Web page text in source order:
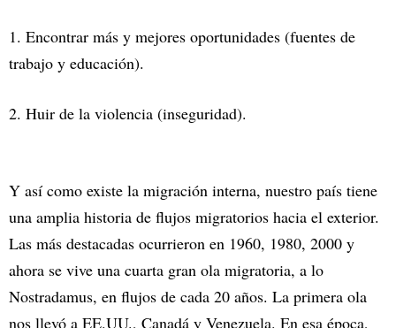
1. Encontrar más y mejores oportunidades (fuentes de
trabajo y educación).
2. Huir de la violencia (inseguridad).
Y así como existe la migración interna, nuestro país tiene
una amplia historia de flujos migratorios hacia el exterior.
Las más destacadas ocurrieron en 1960, 1980, 2000 y
ahora se vive una cuarta gran ola migratoria, a lo
Nostradamus, en flujos de cada 20 años. La primera ola
nos llevó a EE.UU., Canadá y Venezuela. En esa época,